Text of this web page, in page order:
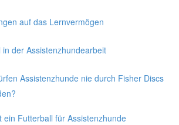
auf das Lernvermögen
in der Assistenzhundearbeit
Assistenzhunde nie durch Fisher Discs
ein Futterball für Assistenzhunde